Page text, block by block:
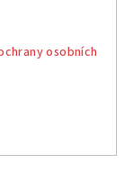
osobních